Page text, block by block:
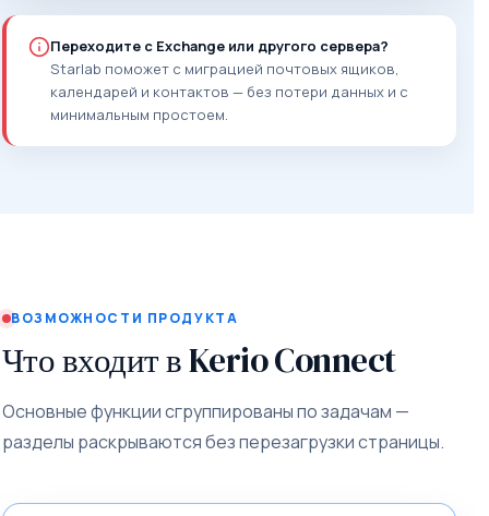
Переходите с Exchange или другого сервера?
Starlab поможет с миграцией почтовых ящиков,
календарей и контактов — без потери данных и с
минимальным простоем.
ВОЗМОЖНОСТИ ПРОДУКТА
Что входит в Kerio Connect
Основные функции сгруппированы по задачам —
разделы раскрываются без перезагрузки страницы.